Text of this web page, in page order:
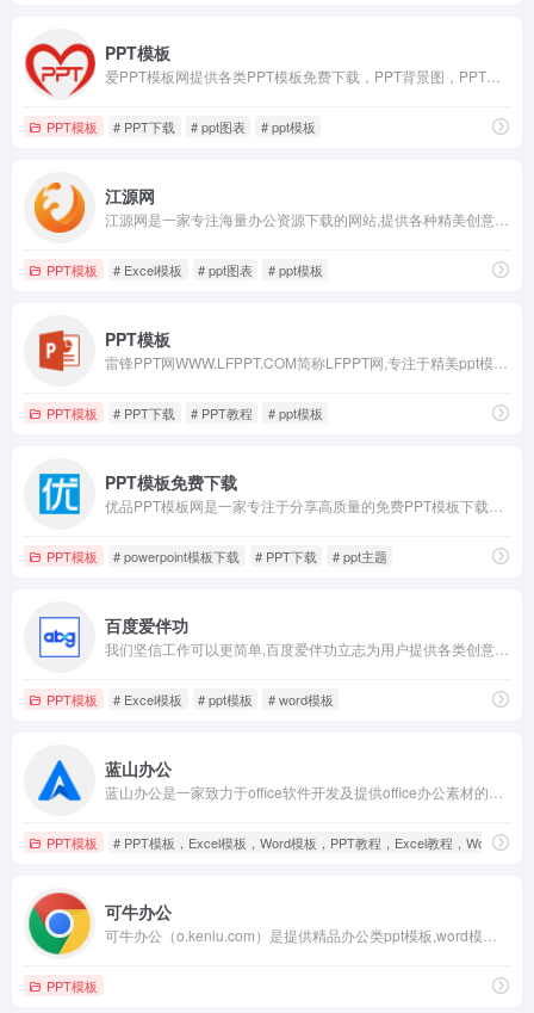
PPT模板
PPT模板 # PPT下载 # ppt图表 # ppt模板
江源网
PPT模板 # Excel模板 # ppt图表 # ppt模板
PPT模板
PPT模板 # PPT下载 # PPT教程 # ppt模板
PPT模板免费下载
PPT模板 # powerpoint模板下载 # PPT下载 # ppt主题
百度爱伴功
PPT模板 # Excel模板 # ppt模板 # word模板
蓝山办公
PPT模板 # PPT模板，Excel模板，Word模板，PPT教程，Excel教程，Word教程
可牛办公
PPT模板